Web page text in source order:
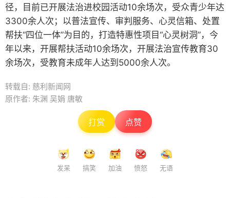
径，目前已开展法治进校园活动10余场次，受众青少年达
3300余人次；以普法宣传、审判服务、心灵信箱、处置
帮扶“四位一体”为目的，打造特惠性项目“心灵树洞”，今
年以来，开展帮扶活动10余场次，开展法治宣传教育30
余场次，受教育未成年人达到5000余人次。
转载自: 慈利新闻网
原作者: 朱渊 吴娟 唐敏
打赏 点赞
发呆 搞笑 加油 愤怒 无语